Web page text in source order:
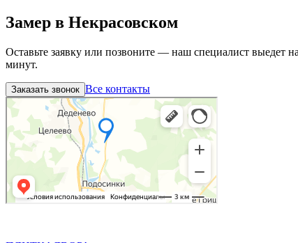
Замер в Некрасовском
Оставьте заявку или позвоните — наш специалист выедет
минут.
Заказать звонок Все контакты